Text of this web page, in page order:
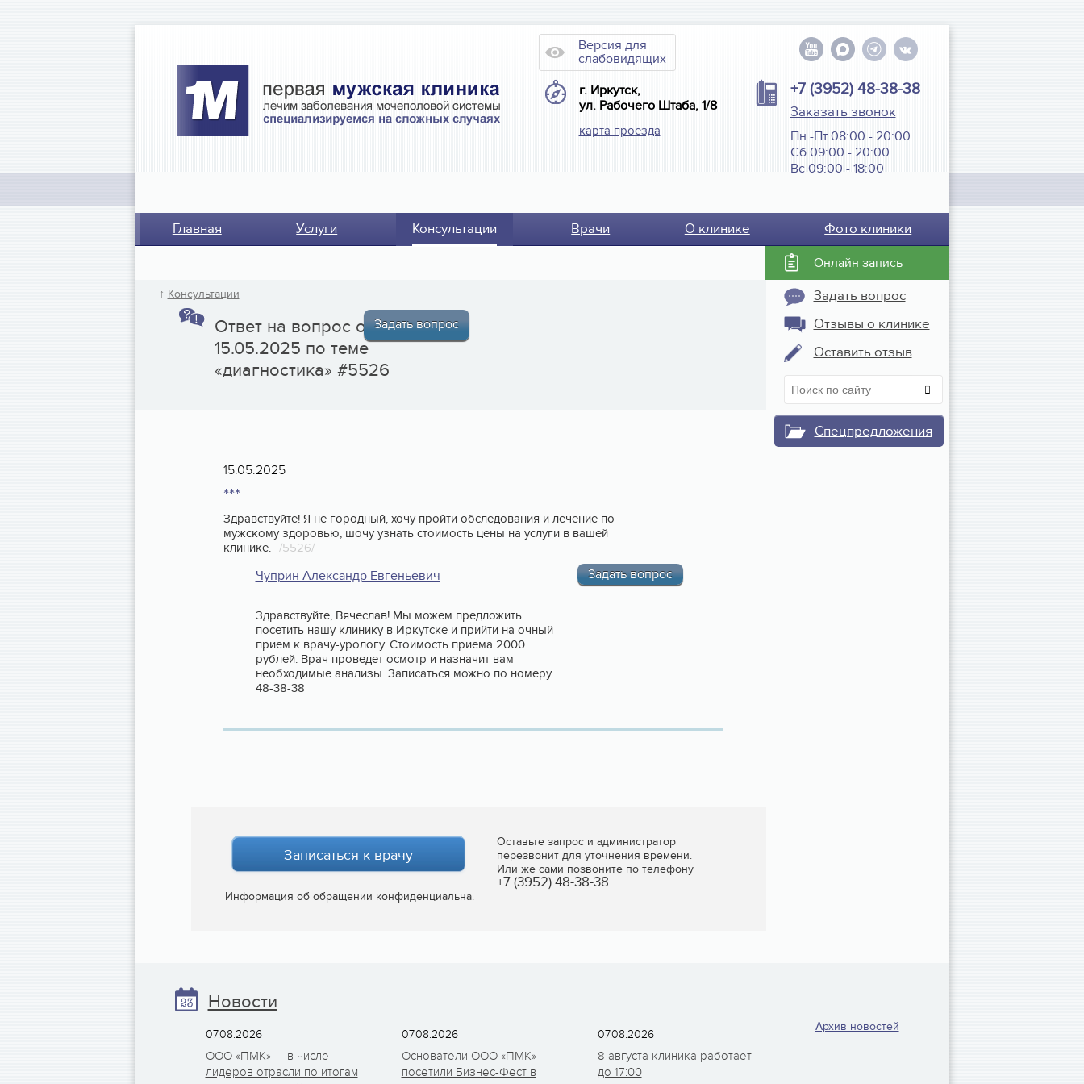
Версия для
слабовидящих
Заказать звонок
+7 (3952) 48-38-38
Пн -Пт 08:00 - 20:00
Сб 09:00 - 20:00
Вс 09:00 - 18:00
г. Иркутск,
ул. Рабочего Штаба, 1/8
карта проезда
Главная Услуги Консультации Врачи О клинике Фото клиники
Онлайн запись
↑ Консультации
Задать вопрос
Ответ на вопрос от
15.05.2025 по теме
«диагностика» #5526
15.05.2025
***
Здравствуйте! Я не городный, хочу пройти обследования и лечение по
мужскому здоровью, шочу узнать стоимость цены на услуги в вашей
клинике. /5526/
Задать вопрос
Чуприн Александр Евгеньевич
Здравствуйте, Вячеслав! Мы можем предложить
посетить нашу клинику в Иркутске и прийти на очный
прием к врачу-урологу. Стоимость приема 2000
рублей. Врач проведет осмотр и назначит вам
необходимые анализы. Записаться можно по номеру
48-38-38
Записаться к врачу
Оставьте запрос и администратор
перезвонит для уточнения времени.
Или же сами позвоните по телефону
+7 (3952) 48-38-38.
Информация об обращении конфиденциальна.
Задать вопрос
Отзывы о клинике
Оставить отзыв
Спецпредложения
Новости
07.08.2026
ООО «ПМК» — в числе
лидеров отрасли по итогам
07.08.2026
Основатели ООО «ПМК»
посетили Бизнес-Фест в
07.08.2026
8 августа клиника работает
до 17:00
Архив новостей